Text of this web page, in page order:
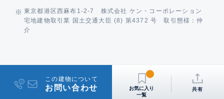
東京都港区西麻布1-2-7 株式会社 ケン・コーポレーション
宅地建物取引業 国土交通大臣 (8) 第4372 号 取引態様：仲
介
この建物について
お問い合わせ 共有